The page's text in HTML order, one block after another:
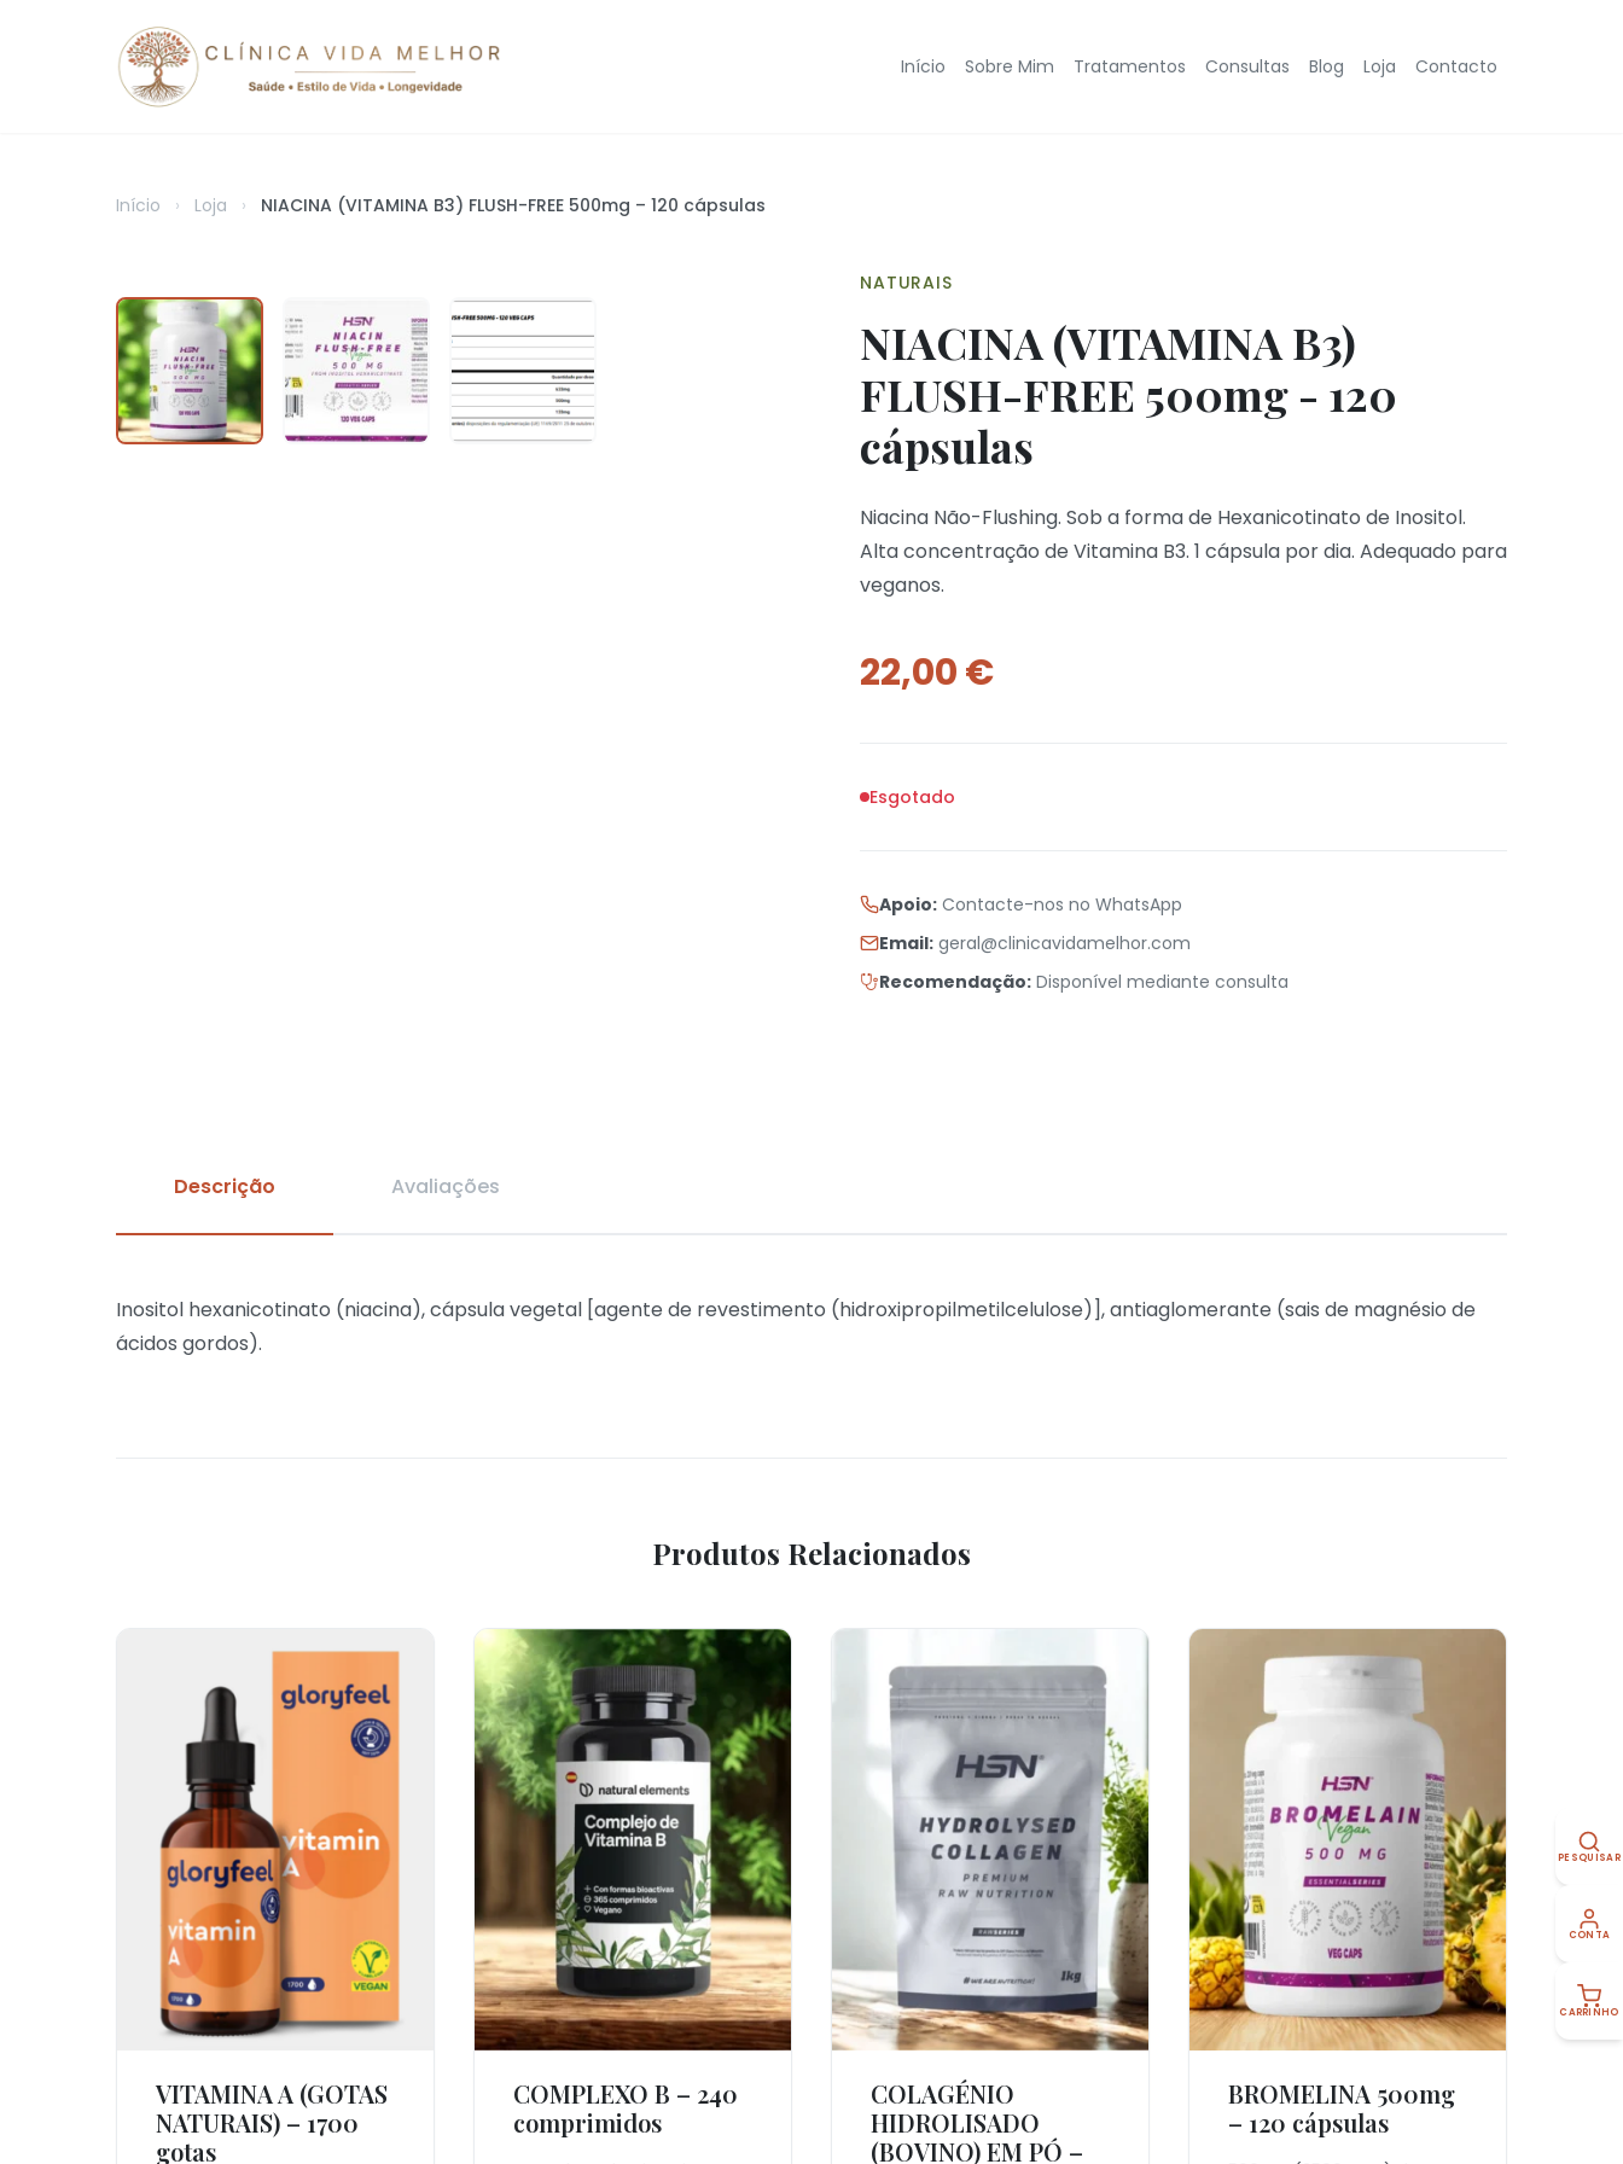
Início Sobre Mim Tratamentos Consultas Blog Loja Contacto
PESQUISAR
CONTA
CARRINHO
Início › Loja › NIACINA (VITAMINA B3) FLUSH-FREE 500mg – 120 cápsulas
NATURAIS
NIACINA (VITAMINA B3)
FLUSH-FREE 500mg - 120
cápsulas
Niacina Não-Flushing. Sob a forma de Hexanicotinato de Inositol.
Alta concentração de Vitamina B3. 1 cápsula por dia. Adequado para
veganos.
22,00€
Esgotado
Apoio: Contacte-nos no WhatsApp
Email: geral@clinicavidamelhor.com
Recomendação: Disponível mediante consulta
Descrição Avaliações
Inositol hexanicotinato (niacina), cápsula vegetal [agente de revestimento (hidroxipropilmetilcelulose)], antiaglomerante (sais de magnésio de
ácidos gordos).
Produtos Relacionados
Ver Produto
VITAMINA A (GOTAS
NATURAIS) – 1700
gotas
Ver Produto
COMPLEXO B – 240
comprimidos
Ver Produto
COLAGÉNIO
HIDROLISADO
(BOVINO) EM PÓ –
Ver Produto
BROMELINA 500mg
– 120 cápsulas